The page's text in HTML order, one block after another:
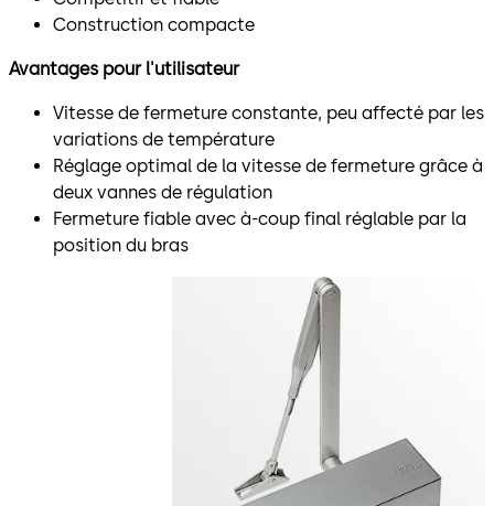
Construction compacte
Avantages pour l'utilisateur
Vitesse de fermeture constante, peu affecté par les
variations de température
Réglage optimal de la vitesse de fermeture grâce à
deux vannes de régulation
Fermeture fiable avec à-coup final réglable par la
position du bras